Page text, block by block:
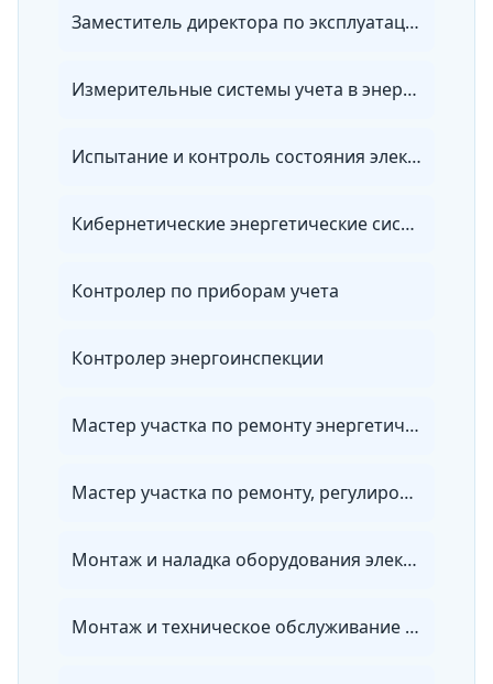
Заместитель директора по эксплуатации электрических сетей
Измерительные системы учета в энергетике
Испытание и контроль состояния электрооборудования
Кибернетические энергетические системы
Контролер по приборам учета
Контролер энергоинспекции
Мастер участка по ремонту энергетического оборудования, зданий и сооружений
Мастер участка по ремонту, регулировке и установке приборов учета энергии
Монтаж и наладка оборудования электрических сетей
Монтаж и техническое обслуживание электронных устройств